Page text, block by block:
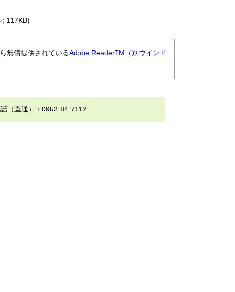
; 117KB)
無償提供されているAdobe ReaderTM（別ウインド
（直通）：0952-84-7112